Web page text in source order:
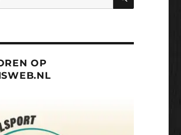
OP